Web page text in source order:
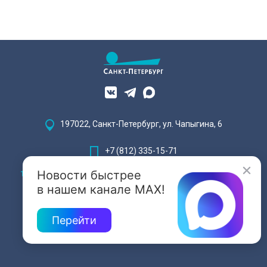
Новости быстрее
в нашем канале MAX!
Перейти
197022, Санкт-Петербург, ул. Чапыгина, 6
+7 (812) 335-15-71
Внимание! Отдельные видеоматериалы, размещенные на настоящем
сайте, могут содержать информацию, предназначенную для лиц,
достигших 18 лет.